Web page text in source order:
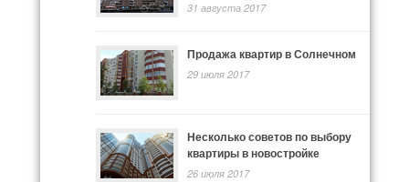
31 августа 2017
Продажа квартир в Солнечном
29 июля 2017
Несколько советов по выбору
квартиры в новостройке
26 июля 2017